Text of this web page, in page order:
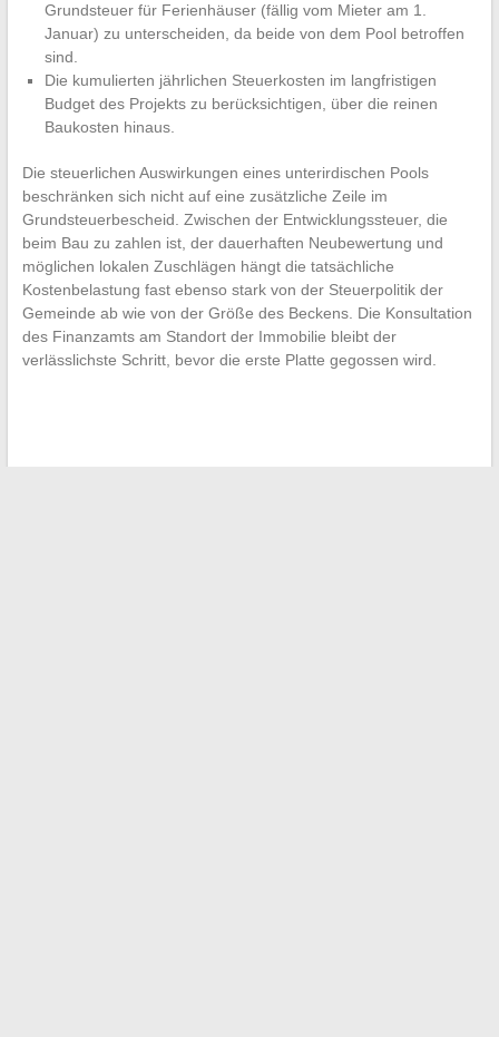
Grundsteuer für Ferienhäuser (fällig vom Mieter am 1.
Januar) zu unterscheiden, da beide von dem Pool betroffen
sind.
Die kumulierten jährlichen Steuerkosten im langfristigen
Budget des Projekts zu berücksichtigen, über die reinen
Baukosten hinaus.
Die steuerlichen Auswirkungen eines unterirdischen Pools
beschränken sich nicht auf eine zusätzliche Zeile im
Grundsteuerbescheid. Zwischen der Entwicklungssteuer, die
beim Bau zu zahlen ist, der dauerhaften Neubewertung und
möglichen lokalen Zuschlägen hängt die tatsächliche
Kostenbelastung fast ebenso stark von der Steuerpolitik der
Gemeinde ab wie von der Größe des Beckens. Die Konsultation
des Finanzamts am Standort der Immobilie bleibt der
verlässlichste Schritt, bevor die erste Platte gegossen wird.